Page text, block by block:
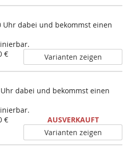
dabei und bekommst einen
€ Varianten zeigen
dabei und bekommst einen
€
AUSVERKAUFT
Varianten zeigen